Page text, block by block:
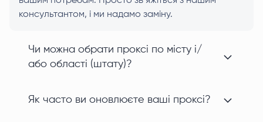
консультантом, і ми надамо заміну.
Чи можна обрати проксі по місту і/
або області (штату)?
Як часто ви оновлюєте ваші проксі?